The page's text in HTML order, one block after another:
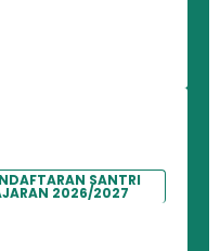
SANTRI
2026/2027